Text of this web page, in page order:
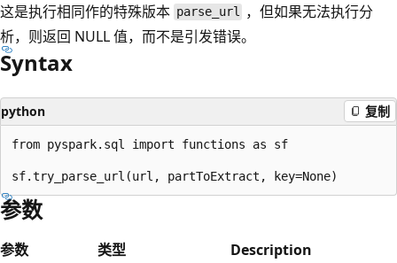
这是执行相同作的特殊版本 parse_url ，但如果无法执行分
析，则返回 NULL 值，而不是引发错误。
Syntax
python 复制
from pyspark.sql import functions as sf
参数
参数 类型 Description